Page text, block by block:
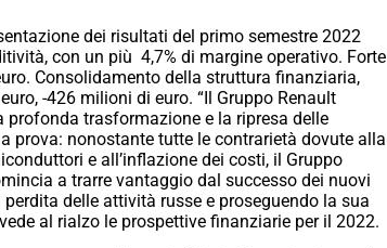
dei risultati del primo semestre 2022
con un più 4,7% di margine operativo. Forte
Consolidamento della struttura finanziaria,
-426 milioni di euro. “Il Gruppo Renault
trasformazione e la ripresa delle
prova: nonostante tutte le contrarietà dovute alla
e all’inflazione dei costi, il Gruppo
a trarre vantaggio dal successo dei nuovi
delle attività russe e proseguendo la sua
al rialzo le prospettive finanziarie per il 2022.